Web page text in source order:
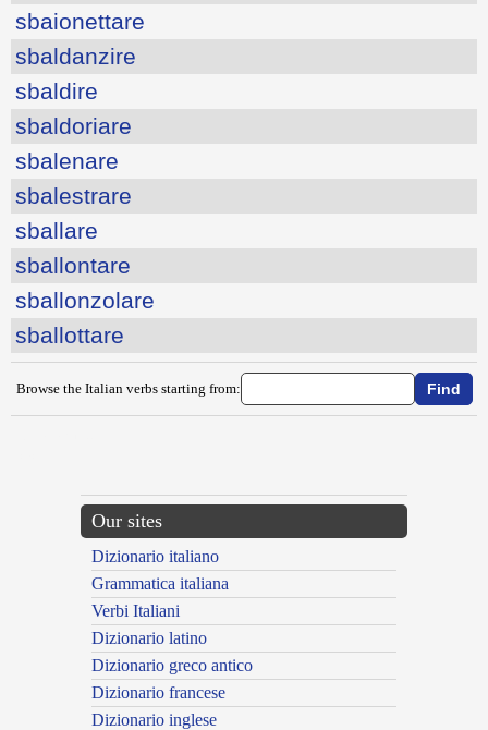
sbaionettare
sbaldanzire
sbaldire
sbaldoriare
sbalenare
sbalestrare
sballare
sballontare
sballonzolare
sballottare
Browse the Italian verbs starting from:
Our sites
Dizionario italiano
Grammatica italiana
Verbi Italiani
Dizionario latino
Dizionario greco antico
Dizionario francese
Dizionario inglese